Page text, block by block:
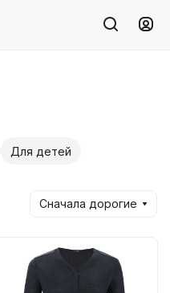
Для детей
Сначала дорогие